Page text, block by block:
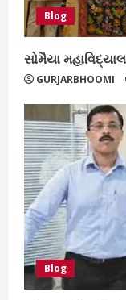
Blog
સોમૈયા
GURJARBHOOMI
Blog